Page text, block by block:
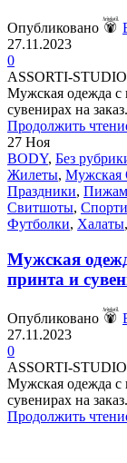
Опубликовано
27.11.2023
0
ASSORTI-STUDIO
Мужская одежда с
сувенирах на заказ.
Продолжить
27 Ноя
BODY, Без
Жилеты, Мужская
Праздники,
Свитшоты,
Футболки, Халаты,
Мужская
принта и
Опубликовано
27.11.2023
0
ASSORTI-STUDIO
Мужская одежда с
сувенирах на заказ.
Продолжить